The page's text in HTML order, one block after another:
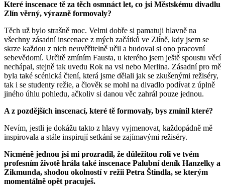
Které inscenace tě za těch osmnáct let, co jsi Městskému divadlu
Zlín věrný, výrazně formovaly?
Těch už bylo strašně moc. Velmi dobře si pamatuji hlavně na
všechny zásadní inscenace z mých začátků ve Zlíně, kdy jsem se
skrze každou z nich neuvěřitelně učil a budoval si ono pracovní
sebevědomí. Určitě zmíním Fausta, u kterého jsem ještě spoustu věcí
nechápal, stejně tak uvedu Rok na vsi nebo Merlina. Zásadní pro mě
byla také scénická čtení, která jsme dělali jak se zkušenými režiséry,
tak i se studenty režie, a člověk se mohl na divadlo podívat z úplně
jiného úhlu pohledu, ačkoliv si danou věc zahrál pouze jednou.
A z pozdějších inscenací, které tě formovaly, bys zmínil které?
Nevím, jestli je dokážu takto z hlavy vyjmenovat, každopádně mě
inspirovala a stále inspirují setkání se zajímavými režiséry.
Nicméně jednou jsi mi prozradil, že důležitou roli ve tvém
profesním životě hrála také inscenace Palubní deník Hanzelky a
Zikmunda, shodou okolností v režii Petra Štindla, se kterým
momentálně opět pracuješ.